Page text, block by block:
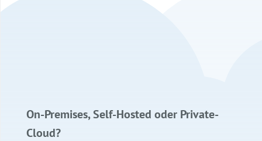
On-Premises, Self-Hosted oder Private-
Cloud?